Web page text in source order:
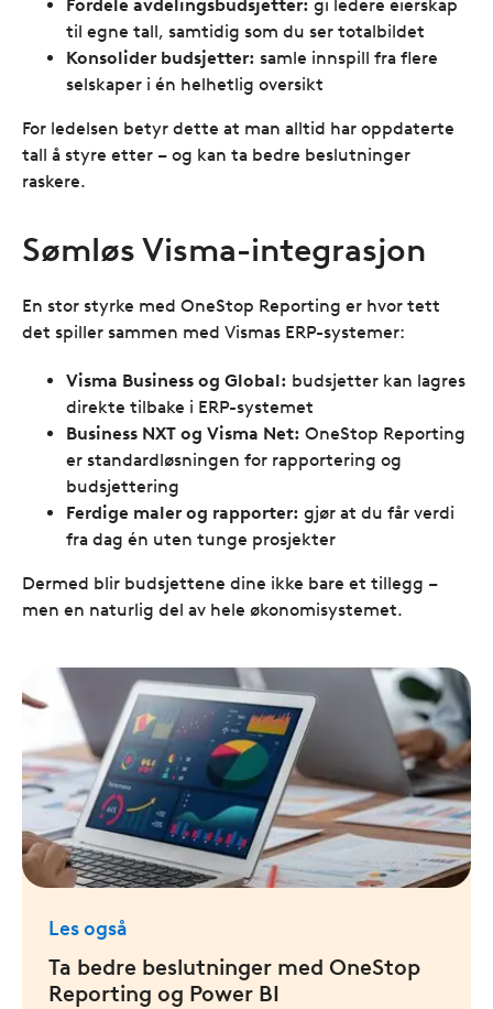
Fordele avdelingsbudsjetter: gi ledere eierskap
til egne tall, samtidig som du ser totalbildet
Konsolider budsjetter: samle innspill fra flere
selskaper i én helhetlig oversikt
For ledelsen betyr dette at man alltid har oppdaterte
tall å styre etter – og kan ta bedre beslutninger
raskere.
Sømløs Visma-integrasjon
En stor styrke med OneStop Reporting er hvor tett
det spiller sammen med Vismas ERP-systemer:
Visma Business og Global: budsjetter kan lagres
direkte tilbake i ERP-systemet
Business NXT og Visma Net: OneStop Reporting
er standardløsningen for rapportering og
budsjettering
Ferdige maler og rapporter: gjør at du får verdi
fra dag én uten tunge prosjekter
Dermed blir budsjettene dine ikke bare et tillegg –
men en naturlig del av hele økonomisystemet.
Les også
Ta bedre beslutninger med OneStop
Reporting og Power BI